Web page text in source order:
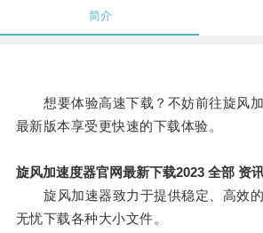
简介
想要体验高速下载？不妨前往旋风加
最新版本享受更快速的下载体验。
旋风加速度器官网最新下载2023 全部 资
旋风加速器致力于提供稳定、高效的
无忧下载各种大小文件。